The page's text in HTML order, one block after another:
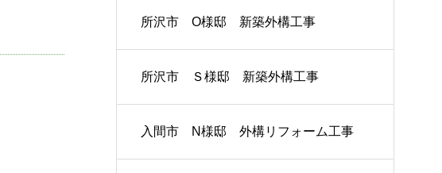
所沢市 O様邸 新築外構工事
所沢市 Ｓ様邸 新築外構工事
入間市 N様邸 外構リフォーム工事